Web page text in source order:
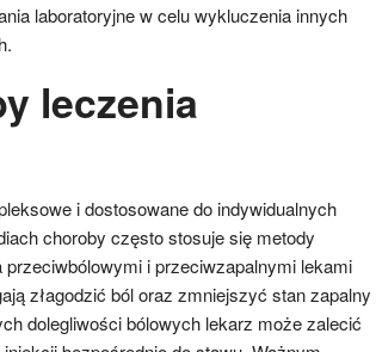
laboratoryjne w celu wykluczenia innych
leczenia
i dostosowane do indywidualnych
choroby często stosuje się metody
i przeciwzapalnymi lekami
złagodzić ból oraz zmniejszyć stan zapalny
dolegliwości bólowych lekarz może zalecić